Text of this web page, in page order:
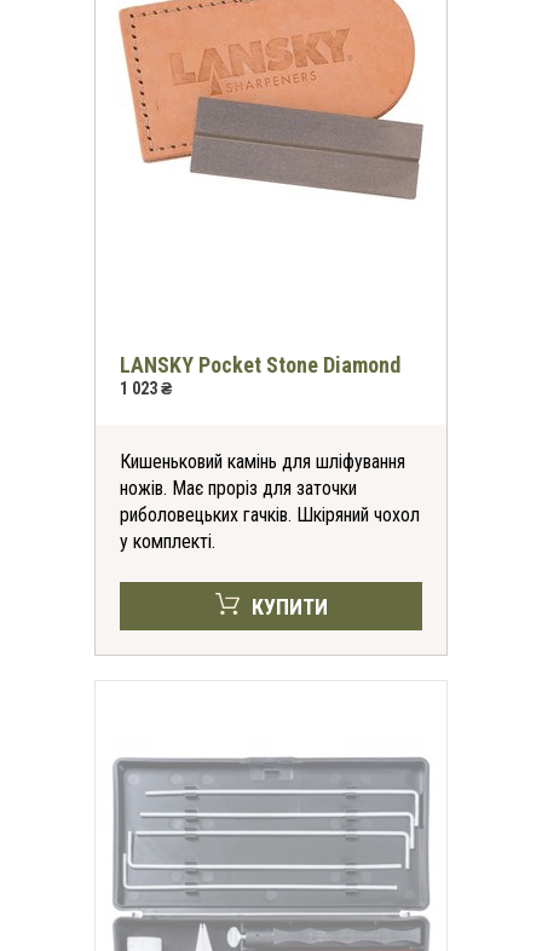
LANSKY Pocket Stone Diamond
1 023 ₴
Кишеньковий камінь для шліфування
ножів. Має проріз для заточки
риболовецьких гачків. Шкіряний чохол
у комплекті.
КУПИТИ
*на першу покупку